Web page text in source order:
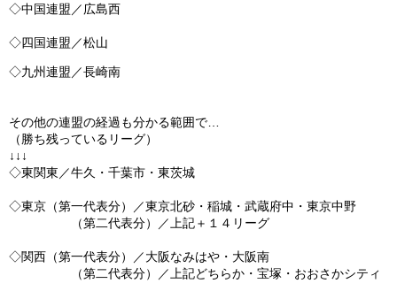
◇中国連盟／広島西
◇四国連盟／松山
◇九州連盟／長崎南
その他の連盟の経過も分かる範囲で…
（勝ち残っているリーグ）
↓↓↓
◇東関東／牛久・千葉市・東茨城
◇東京（第一代表分）／東京北砂・稲城・武蔵府中・東京中野
（第二代表分）／上記＋１４リーグ
◇関西（第一代表分）／大阪なみはや・大阪南
（第二代表分）／上記どちらか・宝塚・おおさかシティ